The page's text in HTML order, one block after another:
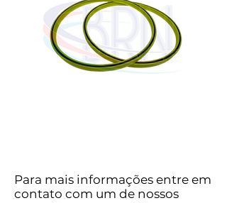
Para mais informações
entre em contato com
Para mais informações entre em
contato com um de nossos